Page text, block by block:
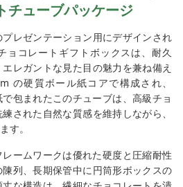
チューブパッケージ
レゼンテーション用にデザインされ
ョコレートギフトボックスは、耐久
レガントな見た目の魅力を兼ね備え
の硬質ボール紙コアで構成され、
包まれたこのチューブは、高級チョ
された自然な質感を維持しながら、
す。
ームワークは優れた硬度と圧縮耐性
列、長期保管中に円筒形ボックスの